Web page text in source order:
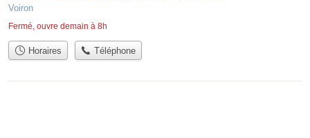
Voiron
Fermé, ouvre demain à 8h
Horaires Téléphone